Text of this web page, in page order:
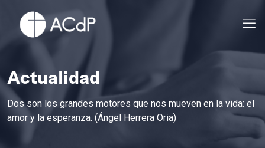
Actualidad
Dos son los grandes motores que nos mueven en la vida: el
amor y la esperanza. (Ángel Herrera Oria)